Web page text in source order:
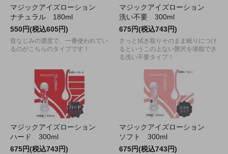
マジックアイズローション
ナチュラル 180ml
550円(税込605円)
昔なじみの濃度で、一番使われてい
るのがこちらのタイプです！
マジックアイズローション
洗い不要 300ml
675円(税込743円)
さっと拭き取りそのまま眠りにつけ
るというこの上ない贅沢を堪能でき
る洗い不要タイプ！
マジックアイズローション
ハード 300ml
675円(税込743円)
マジックアイズローション
ソフト 300ml
675円(税込743円)